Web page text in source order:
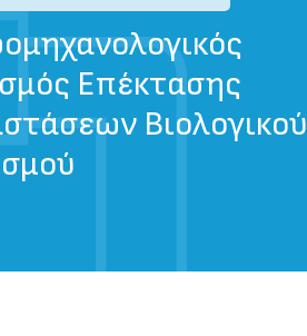
Επέκτασης
Βιολογικού